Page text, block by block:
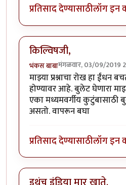
प्रतिसाद देण्यासाठीलॉग इन
किल्विषजी,
भंकस बाबामंगळवार, 03/09/2019
माझ्या प्रश्नाचा रोख हा ईंधन
होण्यावर आहे. बुलेट घेणारा
एका मध्यमवर्गीय कुटुंबासाठी
असतो. वापरून बघा
प्रतिसाद देण्यासाठीलॉग इन